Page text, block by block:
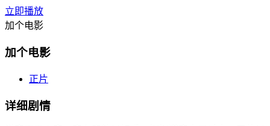
立即播放
加个电影
加个电影
正片
详细剧情